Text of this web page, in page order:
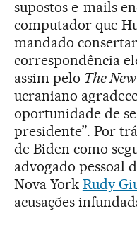
supostos e-mails
computador que
mandado
correspondência
assim pelo The
ucraniano
oportunidade de
presidente”. Por
de Biden como
advogado pessoal
Nova York Rudy
acusações